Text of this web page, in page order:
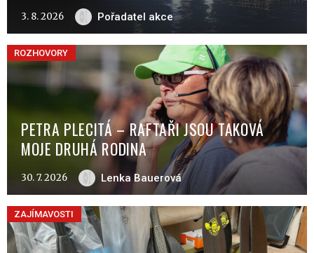
3. 8. 2026 Pořadatel akce
ROZHOVORY
PETRA PLECITÁ – RAFTAŘI JSOU TAKOVÁ
MOJE DRUHÁ RODINA
30. 7. 2026 Lenka Bauerová
ZAJÍMAVOSTI